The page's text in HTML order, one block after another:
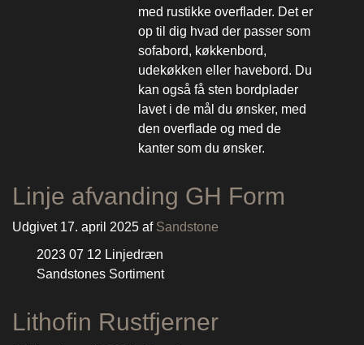
med rustikke overflader. Det er
op til dig hvad der passer som
sofabord, køkkenbord,
udekøkken eller havebord. Du
kan også få sten bordplader
lavet i de mål du ønsker, med
den overflade og med de
kanter som du ønsker.
Linje afvanding GH Form
Udgivet 17. april 2025 af Sandstone
2023 07 12 Linjedræn
Sandstones Sortiment
Lithofin Rustfjerner